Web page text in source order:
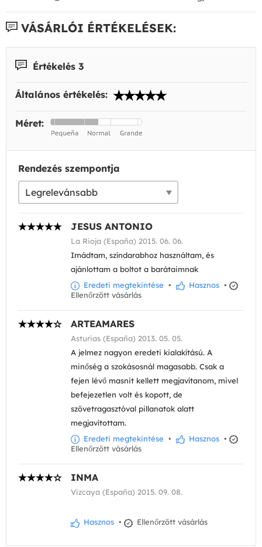
VÁSÁRLÓI ÉRTÉKELÉSEK:
Értékelés 3
Általános értékelés:
Méret:
Rendezés szempontja
JESUS ANTONIO
La Rioja (España) 2015. 06. 06.
Imádtam, színdarabhoz használtam, és
ajánlottam a boltot a barátaimnak
Eredeti megtekintése • Hasznos •
Ellenőrzött vásárlás
ARTEAMARES
Asturias (España) 2013. 05. 05.
A jelmez nagyon eredeti kialakítású. A
minőség a szokásosnál magasabb. Csak a
fejen lévő masnit kellett megjavítanom, mivel
befejezetlen volt és kopott, de
szövetragasztóval pillanatok alatt
megjavítottam.
Eredeti megtekintése • Hasznos •
Ellenőrzött vásárlás
INMA
Vizcaya (España) 2015. 09. 08.
Hasznos • Ellenőrzött vásárlás